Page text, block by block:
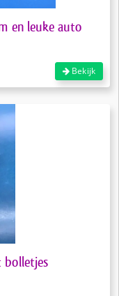
en leuke auto
Bekijk
bolletjes